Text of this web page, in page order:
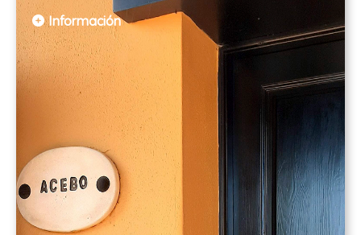
Información